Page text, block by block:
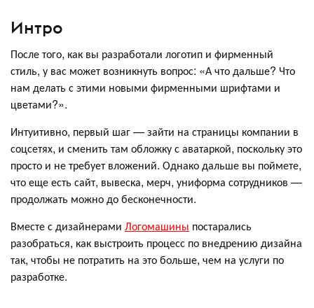
Интро
После того, как вы разработали логотип и фирменный
стиль, у вас может возникнуть вопрос: «А что дальше? Что
нам делать с этими новыми фирменными шрифтами и
цветами?».
Интуитивно, первый шаг — зайти на страницы компании в
соцсетях, и сменить там обложку с аватаркой, поскольку это
просто и не требует вложений. Однако дальше вы поймете,
что еще есть сайт, вывеска, мерч, униформа сотрудников —
продолжать можно до бесконечности.
Вместе с дизайнерами Логомашины постарались
разобраться, как выстроить процесс по внедрению дизайна
так, чтобы не потратить на это больше, чем на услуги по
разработке.